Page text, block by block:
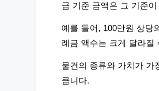
급 기준 금액은 그 기준
예를 들어, 100만원 상당
례금 액수는 크게 달라질
물건의 종류와 가치가 가
큽니다.